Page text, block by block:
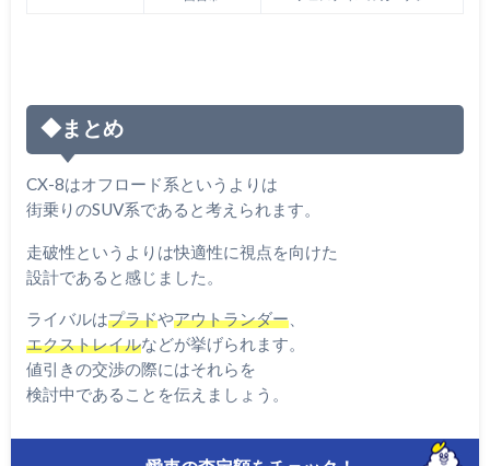
◆まとめ
CX-8はオフロード系というよりは
街乗りのSUV系であると考えられます。
走破性というよりは快適性に視点を向けた
設計であると感じました。
ライバルはプラドやアウトランダー、
エクストレイルなどが挙げられます。
値引きの交渉の際にはそれらを
検討中であることを伝えましょう。